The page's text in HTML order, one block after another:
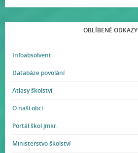
OBLÍBENÉ ODKAZY
Infoabsolvent
Databáze povolání
Atlasy školství
O naší obci
Portál škol jmkr.
Ministerstvo školství